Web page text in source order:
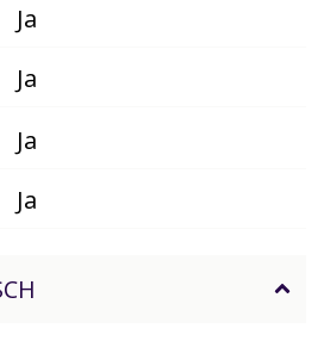
Ja
Ja
Ja
Ja